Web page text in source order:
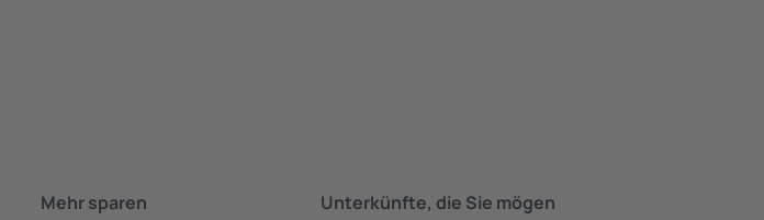
Mehr sparen Unterkünfte, die Sie mögen